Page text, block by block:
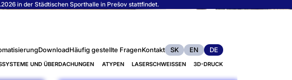
in der Städtischen Sporthalle in Prešov stattfindet.
DownloadHäufig gestellte FragenKontakt SK EN DE
UND ÜBERDACHUNGEN ATYPEN LASERSCHWEISSEN 3D-DRUCK